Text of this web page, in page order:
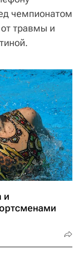
чемпионатом
травмы и
и